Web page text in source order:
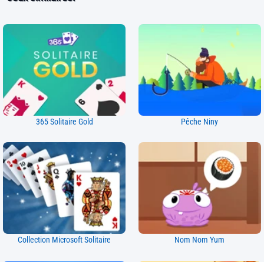
365 Solitaire Gold Pêche Niny
Collection Microsoft Solitaire Nom Nom Yum